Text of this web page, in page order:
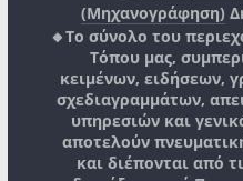
(Μηχανογράφηση)
🔸Το σύνολο του
Τόπου μας,
κειμένων, ειδήσεων,
σχεδιαγραμμάτων,
υπηρεσιών και
αποτελούν
και διέπονται από